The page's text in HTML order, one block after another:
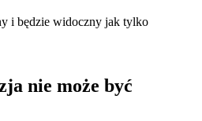
i będzie widoczny jak tylko
nie może być